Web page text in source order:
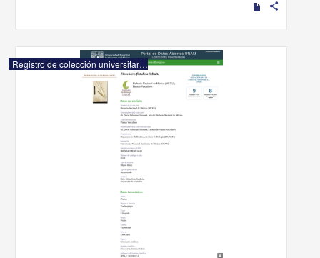
share
Registro de colección universitaria